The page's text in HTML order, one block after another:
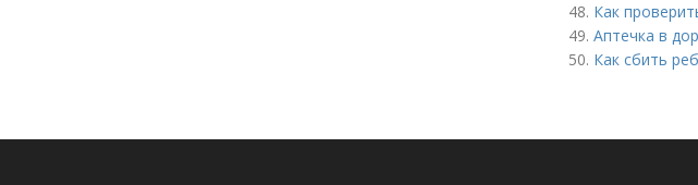
48. Как
49. Аптечка в
50. Как сбить